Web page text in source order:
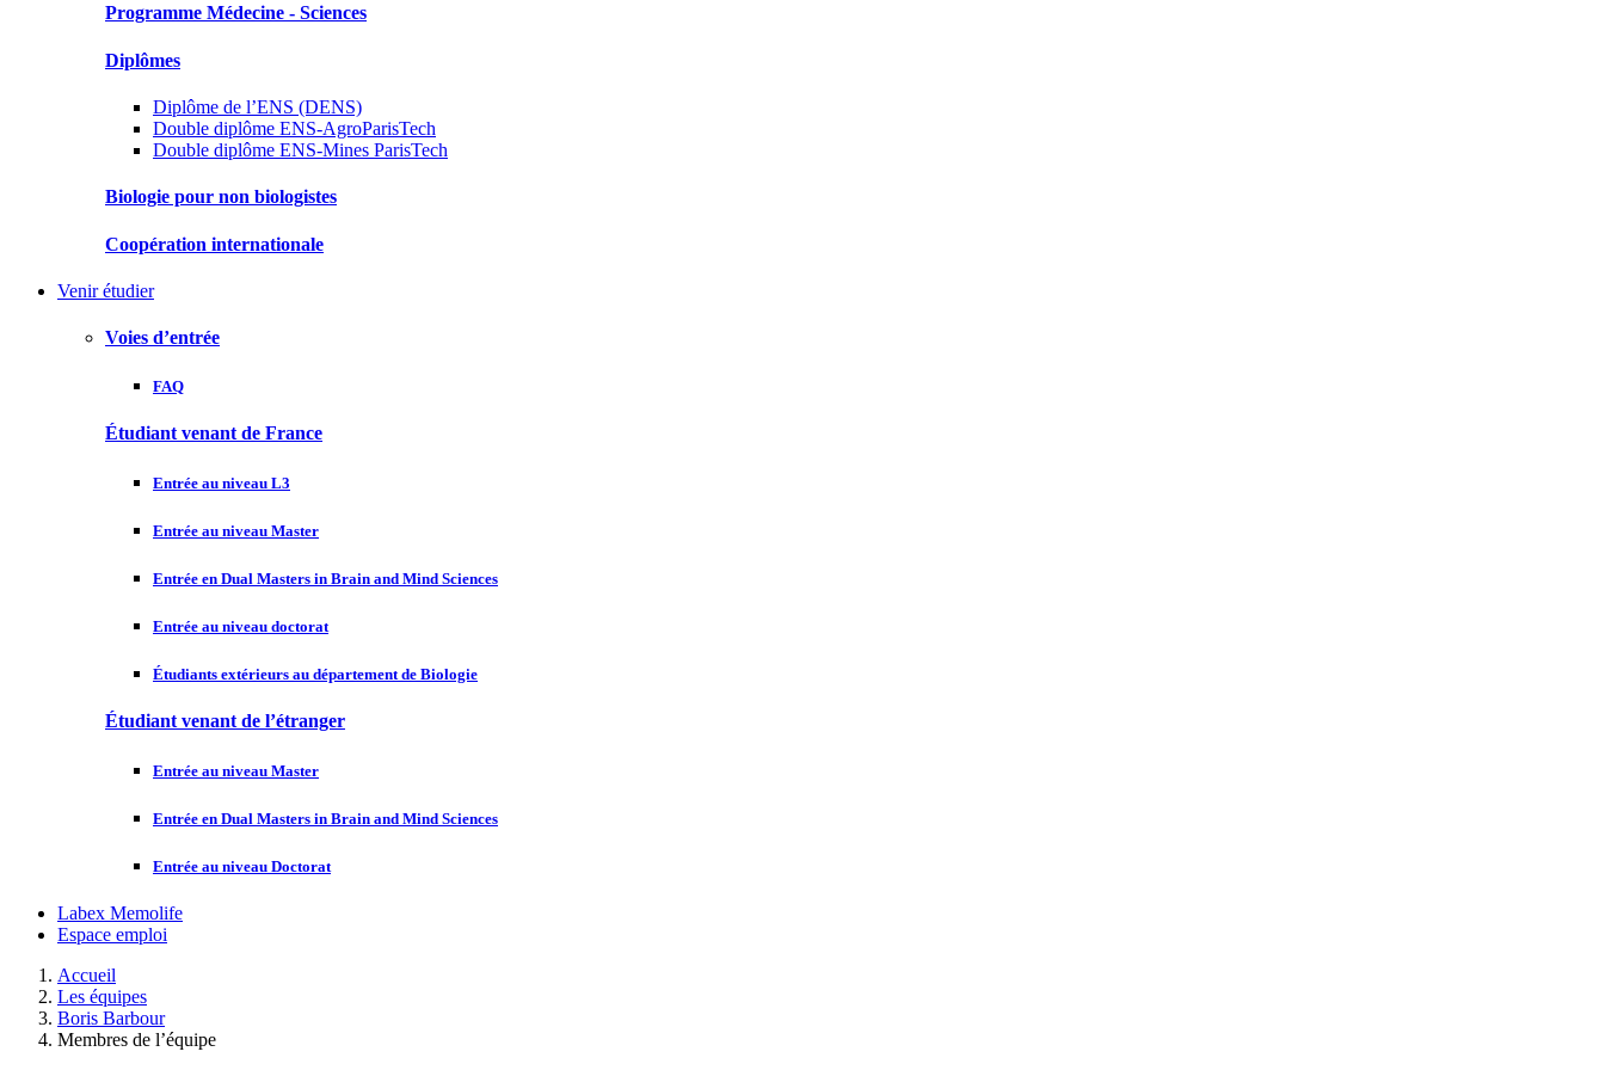
Programme Médecine - Sciences
Diplômes
Diplôme de l’ENS (DENS)
Double diplôme ENS-AgroParisTech
Double diplôme ENS-Mines ParisTech
Biologie pour non biologistes
Coopération internationale
Venir étudier
Voies d’entrée
FAQ
Étudiant venant de France
Entrée au niveau L3
Entrée au niveau Master
Entrée en Dual Masters in Brain and Mind Sciences
Entrée au niveau doctorat
Étudiants extérieurs au département de Biologie
Étudiant venant de l’étranger
Entrée au niveau Master
Entrée en Dual Masters in Brain and Mind Sciences
Entrée au niveau Doctorat
Labex Memolife
Espace emploi
Accueil
Les équipes
Boris Barbour
Membres de l’équipe